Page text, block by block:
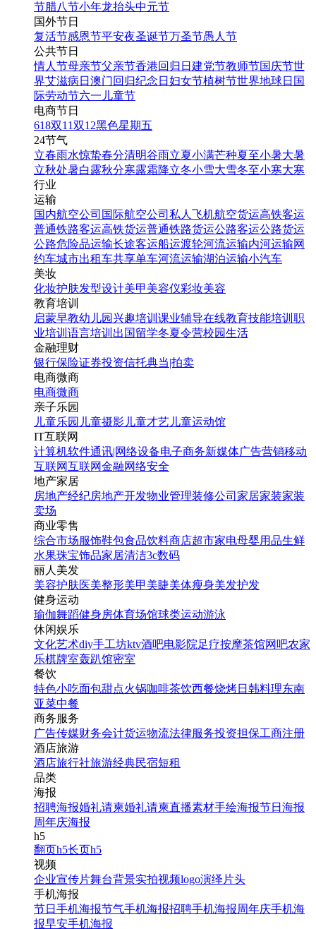
节腊八节小年龙抬头中元节
国外节日
复活节感恩节平安夜圣诞节万圣节愚人节
公共节日
情人节母亲节父亲节香港回归日 建党节教师节国庆节世
界艾滋病日 澳门回归纪念日 妇女节植树节世界地球日 国
际劳动节六一儿童节
电商节日
618双11双12黑色星期五
24节气
立春雨水惊蛰春分清明谷雨立夏小满芒种夏至小暑大暑
立秋处暑白露秋分寒露霜降立冬小雪大雪冬至小寒大寒
行业
运输
国内航空公司 国际航空公司 私人飞机航空货运高铁客运
普通铁路客运高铁货运普通铁路货运公路客运公路货运
公路危险品运输长途客运船运渡轮河流运输内河运输网
约车城市出租车共享单车河流运输湖泊运输小汽车
美妆
化妆护肤发型设计美甲 美容仪彩妆美容
教育培训
启蒙早教幼儿园 兴趣培训 课业辅导在线教育技能培训 职
业培训 语言培训 出国留学冬夏令营校园生活
金融理财
银行保险证券投资信托典当|拍卖
电商微商
电商微商
亲子乐园
儿童乐园 儿童摄影 儿童才艺 儿童运动馆
IT互联网
计算机软件通讯|网络设备电子商务新媒体广告营销移动
互联网互联网金融网络安全
地产家居
房地产经纪房地产开发物业管理装修公司 家居家装家装
卖场
商业零售
综合市场服饰鞋包食品饮料商店超市家电母婴用品生鲜
水果珠宝饰品家居清洁3c数码
丽人美发
美容护肤医美整形美甲美睫美体瘦身美发护发
健身运动
瑜伽舞蹈健身房体育场馆球类运动游泳
休闲娱乐
文化艺术diy手工坊ktv酒吧电影院足疗按摩茶馆网吧农家
乐棋牌室轰趴馆密室
餐饮
特色小吃面包甜点火锅咖啡茶饮西餐烧烤日韩料理东南
亚菜中餐
商务服务
广告传媒财务会计货运物流法律服务投资担保工商注册
酒店旅游
酒店旅行社旅游经典民宿短租
品类
海报
招聘海报婚礼请柬婚礼请柬直播素材手绘海报节日海报
周年庆海报
h5
翻页h5长页h5
视频
企业宣传片舞台背景实拍视频logo演绎 片头
手机海报
节日手机海报节气手机海报招聘手机海报周年庆手机海
报早安手机海报